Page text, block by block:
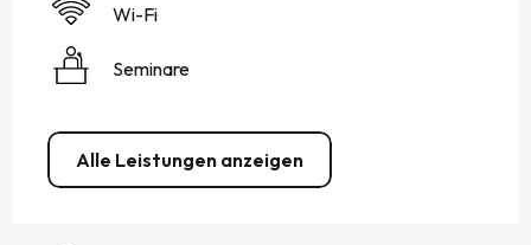
Wi-Fi
Seminare
Alle Leistungen anzeigen